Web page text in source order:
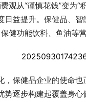
观从“谨慎花钱”变为
益提升。保健品、
健功能饮料、鱼油等
，保健品企业的使命
逐步构建起覆盖身